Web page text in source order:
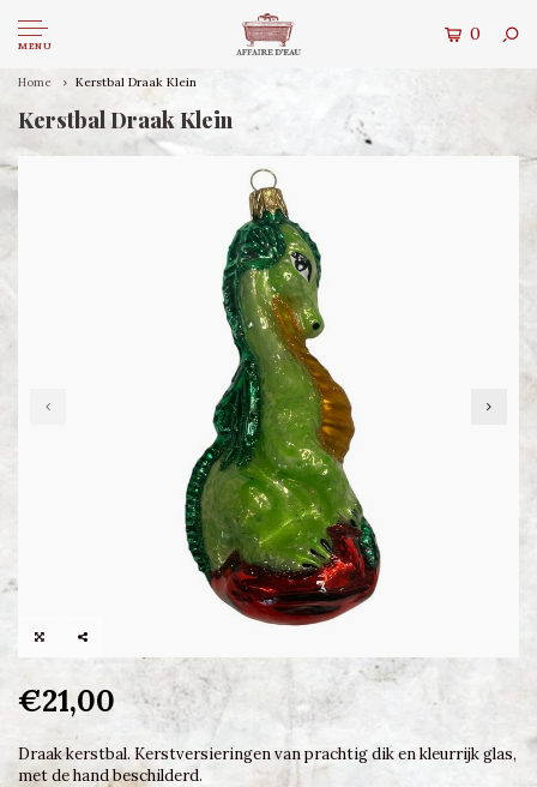
MENU
0
Home Kerstbal Draak Klein
Kerstbal Draak Klein
€21,00
Draak kerstbal. Kerstversieringen van prachtig dik en kleurrijk glas,
met de hand beschilderd.